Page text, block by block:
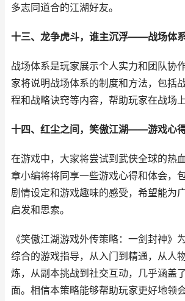
多志同道合的江湖好友。
十三、龙争虎斗，谁主沉浮——战场体
战场体系是玩家展示个人实力和团队协
家将说明战场体系的制度和方法，包括
程和战略诀窍等内容，帮助玩家在战场
十四、红尘之间，笑傲江湖——游戏心
在游戏中，大家将尝试到武侠全球的热
章小编将将同享一些游戏心得和体会，
剧情设定和游戏趣味的感受，希望能为
启发和思索。
《笑傲江湖游戏外传策略：一剑封神》
综合的游戏指导，从入门到精通，从人
炼，从副本挑战到社交互动，几乎涵盖
面。相信本策略能够帮助玩家更好地领